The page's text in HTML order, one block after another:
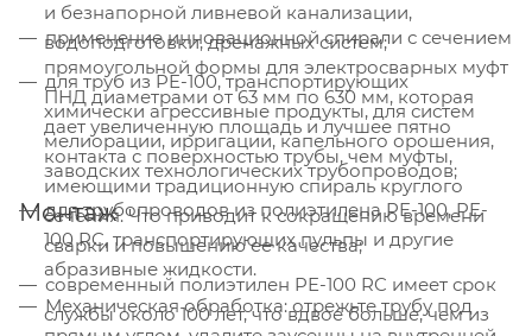
и безнапорной ливневой канализации,
водоподготовки, дренажных систем;
для труб из PE-100, транспортирующих
химически агрессивные продукты, для систем
мелиорации, ирригации, капельного орошения,
заводских технологических трубопроводов;
для трубопроводов из полиэтилена PE-100, PE-
100 RC, транспортирующих пульпы и другие
абразивные жидкости.
применение инновационной спирали с сечением
прямоугольной формы для электросварных муфт
ПНД диаметрами от 63 мм по 630 мм, которая
дает увеличенную площадь и лучшее пятно
контакта с поверхностью трубы, чем муфты,
имеющими традиционную спираль круглого
сечения. Что приводит к сокращению времени
сварки и повышению ее качества;
современный полиэтилен PE-100 RC имеет срок
службы около 100 лет, что вдвое больше, чем из
Монтаж
Механическая обработка: отрежьте трубу под